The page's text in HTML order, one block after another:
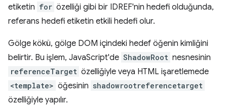
etiketin for özelliği gibi bir IDREF'nin hedefi olduğunda,
referans hedefi etiketin etkili hedefi olur.
Gölge kökü, gölge DOM içindeki hedef öğenin kimliğini
belirtir. Bu işlem, JavaScript'de ShadowRoot nesnesinin
referenceTarget özelliğiyle veya HTML işaretlemede
<template> öğesinin shadowrootreferencetarget
özelliğiyle yapılır.